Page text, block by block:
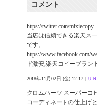
コメント
https://twitter.com/mixiecopy
当店は信頼できる楽天ス
です。
https://www.facebook.com/
ド激安,楽天コピーブラン
2018年11月02日 (金) 12:17 | Ｕ
クロムハーツ スーパーコ
コーディネートの仕上げ